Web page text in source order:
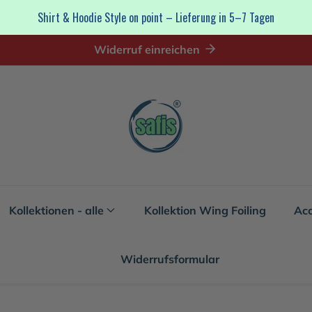
Shirt & Hoodie Style on point – Lieferung in 5–7 Tagen
Widerruf einreichen
Kollektionen - alle Kollektion Wing Foiling
Widerrufsformular